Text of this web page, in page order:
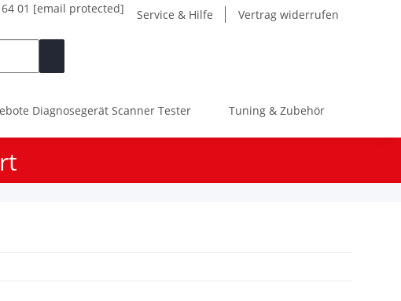
Service & Hilfe Vertrag widerrufen
01 [email protected]
Diagnosegerät Scanner Tester Tuning & Zubehör